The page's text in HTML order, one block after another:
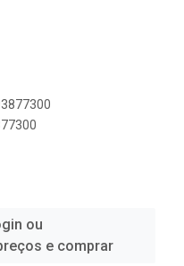
ou
e comprar